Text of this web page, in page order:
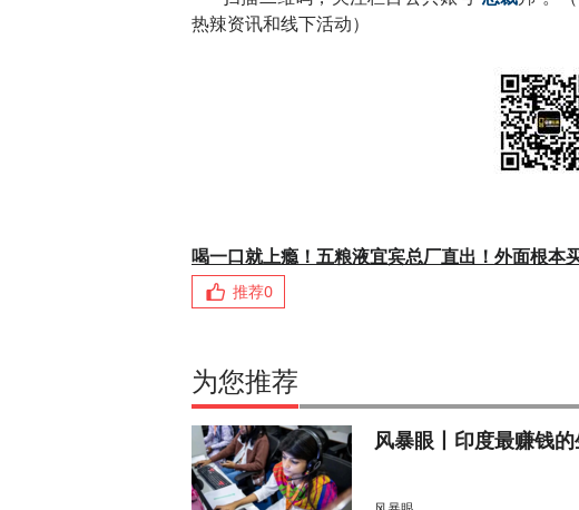
热辣资讯和线下活动）
喝一口就上瘾！五粮液宜宾总厂直出！外面根本
推荐0
为您推荐
风暴眼丨印度最赚钱